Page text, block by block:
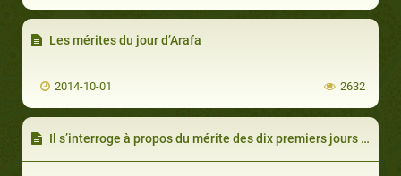
Les mérites du jour d’Arafa
2014-10-01 2632
Il s’interroge à propos du mérite des dix premiers jours de Dhoul Hidjadja